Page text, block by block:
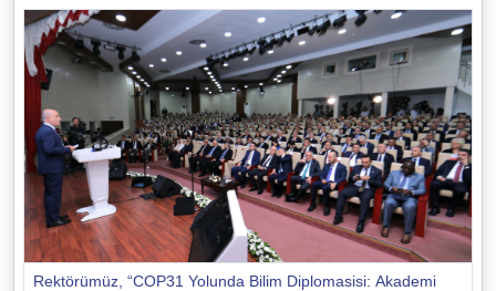
Rektörümüz, “COP31 Yolunda Bilim Diplomasisi: Akademi